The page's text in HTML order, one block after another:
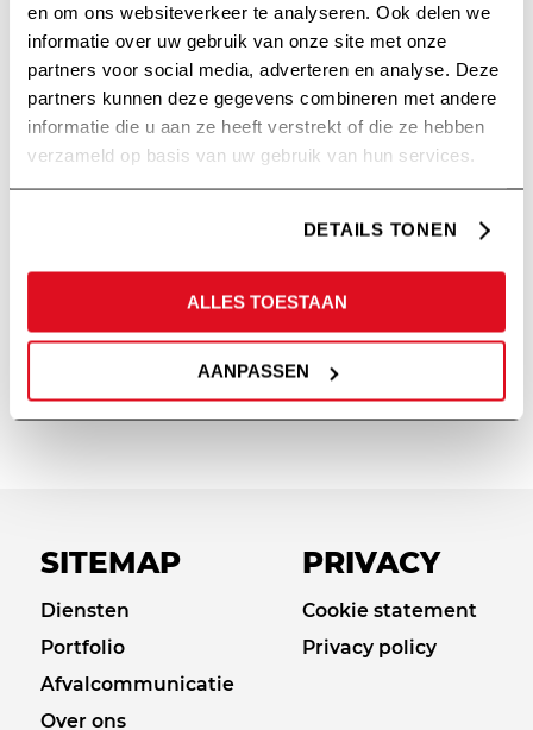
en om ons websiteverkeer te analyseren. Ook delen we
informatie over uw gebruik van onze site met onze
partners voor social media, adverteren en analyse. Deze
partners kunnen deze gegevens combineren met andere
informatie die u aan ze heeft verstrekt of die ze hebben
verzameld op basis van uw gebruik van hun services.
DETAILS TONEN
ALLES TOESTAAN
AANPASSEN
SITEMAP
Diensten
Portfolio
Afvalcommunicatie
Over ons
PRIVACY
Cookie statement
Privacy policy